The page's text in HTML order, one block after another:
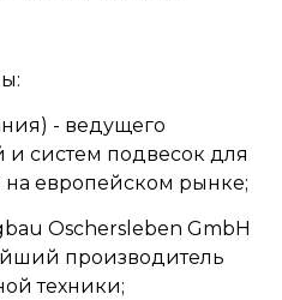
- ведущего
и систем подвесок для
европейском рынке;
Oschersleben GmbH
производитель
техники;